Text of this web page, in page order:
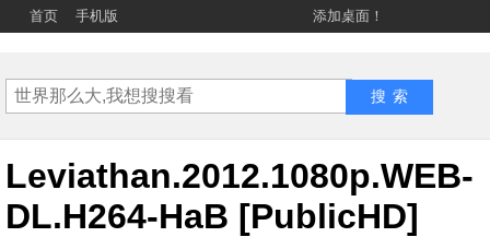
首页 手机版 添加桌面！
Leviathan.2012.1080p.WEB-
DL.H264-HaB [PublicHD]